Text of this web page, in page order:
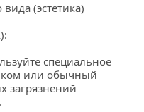
(эстетика)
или обычный
загрязнений